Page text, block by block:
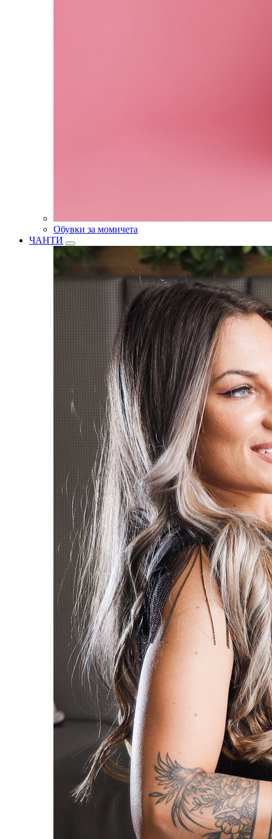
Обувки за момичета
ЧАНТИ